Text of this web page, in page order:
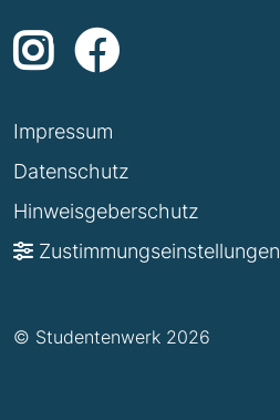
Impressum
Datenschutz
Hinweisgeberschutz
Zustimmungseinstellungen
© Studentenwerk 2026